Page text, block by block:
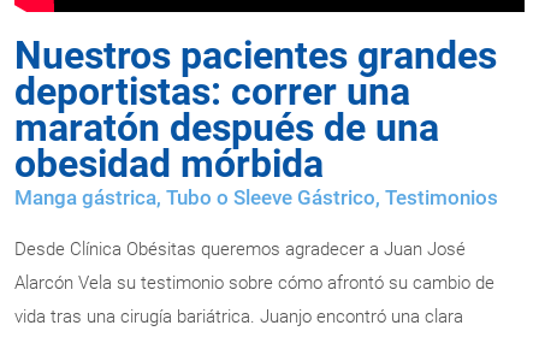
Nuestros pacientes grandes
deportistas: correr una
maratón después de una
obesidad mórbida
Manga gástrica, Tubo o Sleeve Gástrico, Testimonios
Desde Clínica Obésitas queremos agradecer a Juan José
Alarcón Vela su testimonio sobre cómo afrontó su cambio de
vida tras una cirugía bariátrica. Juanjo encontró una clara